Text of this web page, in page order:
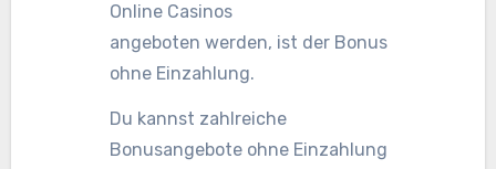
Online Casinos
angeboten werden, ist der Bonus
ohne Einzahlung.
Du kannst zahlreiche
Bonusangebote ohne Einzahlung